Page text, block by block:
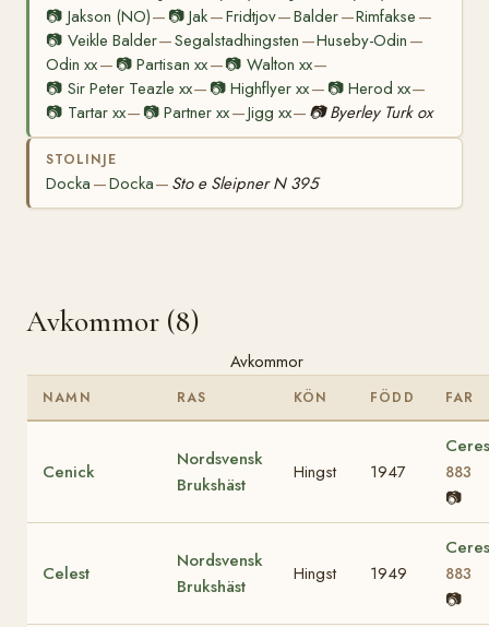
📷 Jakson (NO)— 📷Jak—Fridtjov—Balder—Rimfakse —
📷 Veikle Balder—Segalstadhingsten —Huseby-Odin —
Odin xx— 📷Partisan xx—📷 Walton xx—
📷 Sir Peter Teazle xx— 📷Highflyer xx— 📷 Herod xx—
📷 Tartar xx— 📷Partner xx—Jigg xx— 📷 Byerley Turk ox
STOLINJE
Docka —Docka— Sto e Sleipner N 395
Avkommor (8)
Avkommor
NAMN RAS KÖN FÖDD FAR
Cenick
Nordsvensk
Brukshäst
Hingst 1947
Ceres
883
📷
Celest
Nordsvensk
Brukshäst
Hingst 1949
Ceres
883
📷